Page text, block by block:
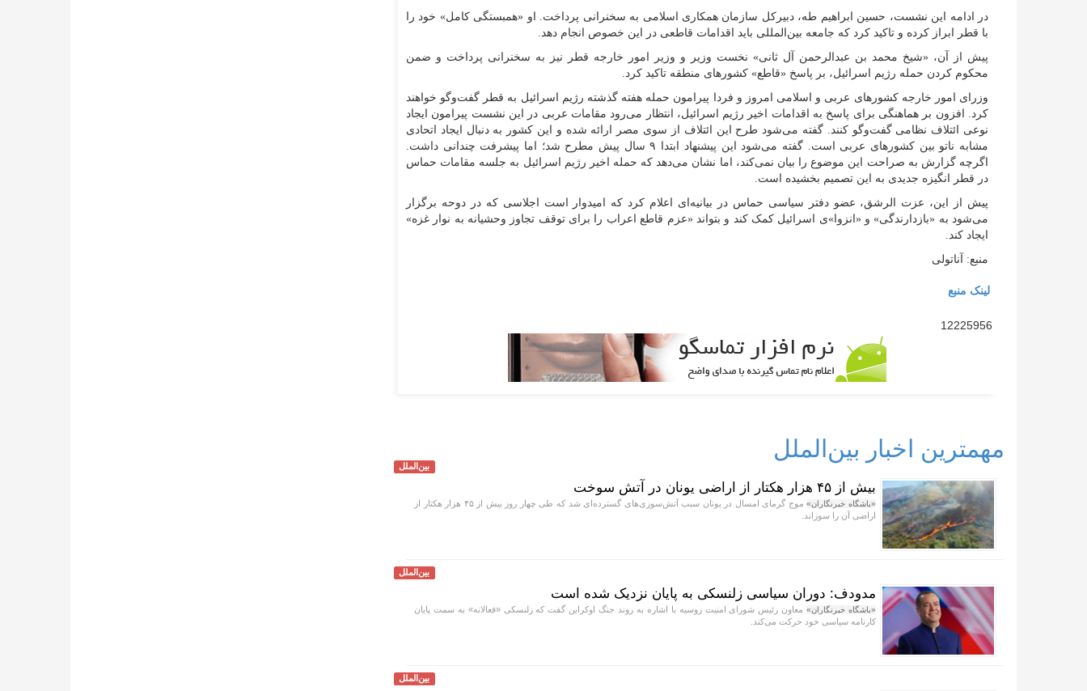
در ادامه این نشست، حسین ابراهیم طه، دبیرکل سازمان همکاری اسلامی به سخنرانی پرداخت. او «همبستگی کامل» خود را
با قطر ابراز کرده و تاکید کرد که جامعه بین‌المللی باید اقدامات قاطعی در این خصوص انجام دهد.
پیش از آن، «شیخ محمد بن عبدالرحمن آل ثانی» نخست وزیر و وزیر امور خارجه قطر نیز به سخنرانی پرداخت و ضمن
محکوم کردن حمله رژیم اسرائیل، بر پاسخ «قاطع» کشور‌های منطقه تاکید کرد.
وزرای امور خارجه کشور‌های عربی و اسلامی امروز و فردا پیرامون حمله هفته گذشته رژیم اسرائیل به قطر گفت‌و‌گو خواهند
کرد. افزون بر هماهنگی برای پاسخ به اقدامات اخیر رژیم اسرائیل، انتظار می‌رود مقامات عربی در این نشست پیرامون ایجاد
نوعی ائتلاف نظامی گفت‌و‌گو کنند. گفته می‌شود طرح این ائتلاف از سوی مصر ارائه شده و این کشور به دنبال ایجاد اتحادی
مشابه ناتو بین کشور‌های عربی است. گفته می‌شود این پیشنهاد ابتدا ۹ سال پیش مطرح شد؛ اما پیشرفت چندانی داشت.
اگرچه گزارش به صراحت این موضوع را بیان نمی‌کند، اما نشان می‌دهد که حمله اخیر رژیم اسرائیل به جلسه مقامات حماس
در قطر انگیزه جدیدی به این تصمیم بخشیده است.
پیش از این، عزت الرشق، عضو دفتر سیاسی حماس در بیانیه‌ای اعلام کرد که امیدوار است اجلاسی که در دوحه برگزار
می‌شود به «بازدارندگی» و «انزوا»‌ی اسرائیل کمک کند و بتواند «عزم قاطع اعراب را برای توقف تجاوز وحشیانه به نوار غزه»
ایجاد کند.
منبع: آناتولی
لینک منبع
12225956
مهمترین اخبار بین‌الملل
بین‌الملل
بیش از ۴۵ هزار هکتار از اراضی یونان در آتش سوخت
«باشگاه خبرنگاران»
موج گرمای امسال در یونان سبب آتش‌سوزی‌های گسترده‌ای شد که طی چهار روز بیش از ۴۵ هزار هکتار از
اراضی آن را سوزاند.
بین‌الملل
مدودف: دوران سیاسی زلنسکی به پایان نزدیک شده است
«باشگاه خبرنگاران»معاون رئیس شورای امنیت روسیه با اشاره به روند جنگ اوکراین گفت که زلنسکی «فعالانه» به سمت پایان
کارنامه سیاسی خود حرکت می‌کند.
بین‌الملل